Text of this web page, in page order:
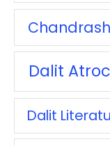
Dalit
Dalit